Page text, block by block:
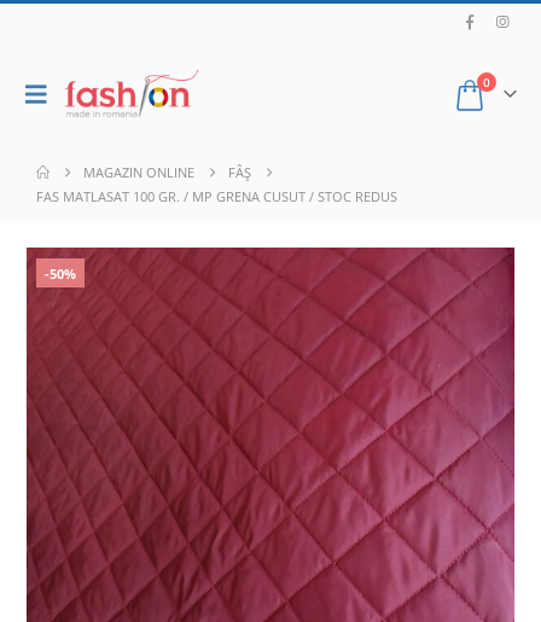
0
MAGAZIN ONLINE
FÂȘ
FAS MATLASAT 100 GR. / MP GRENA CUSUT / STOC REDUS
-50%